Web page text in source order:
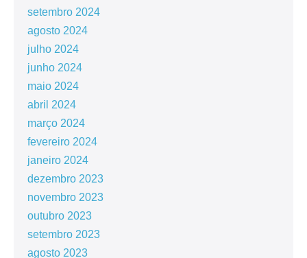
setembro 2024
agosto 2024
julho 2024
junho 2024
maio 2024
abril 2024
março 2024
fevereiro 2024
janeiro 2024
dezembro 2023
novembro 2023
outubro 2023
setembro 2023
agosto 2023